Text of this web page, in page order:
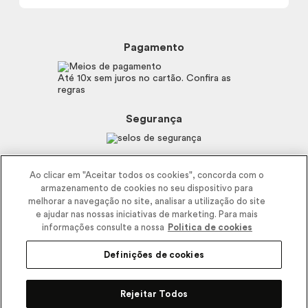
Código de defesa do consumidor
Trabalhe com a gente
Recomendações Covid19
Fale Conosco
E-mail
Pagamento
Até 10x sem juros no cartão. Confira as
regras
Segurança
CEP 11900-000 | CNPJ/MF 11.137.051/0406-41 IE 574.066.180.111
Ao clicar em "Aceitar todos os cookies", concorda com o
armazenamento de cookies no seu dispositivo para
melhorar a navegação no site, analisar a utilização do site
e ajudar nas nossas iniciativas de marketing. Para mais
informações consulte a nossa
Politica de cookies
Definições de cookies
Rejeitar Todos